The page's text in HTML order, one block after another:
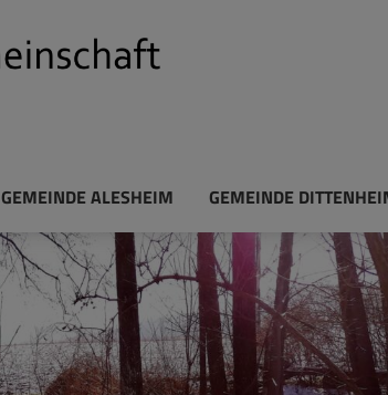
GEMEINDE ALESHEIM GEMEINDE